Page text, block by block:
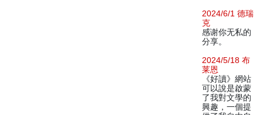
2024/6/1 德瑞
克
感谢你无私的
分享。
2024/5/18 布
莱恩
《好讀》網站
可以說是啟蒙
了我對文學的
興趣，一個提